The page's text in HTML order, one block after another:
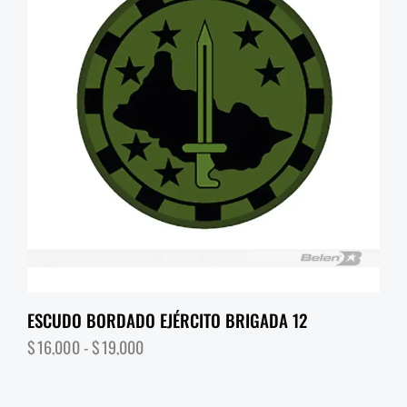
ESCUDO BORDADO EJÉRCITO BRIGADA 12
$16,000-$19,000